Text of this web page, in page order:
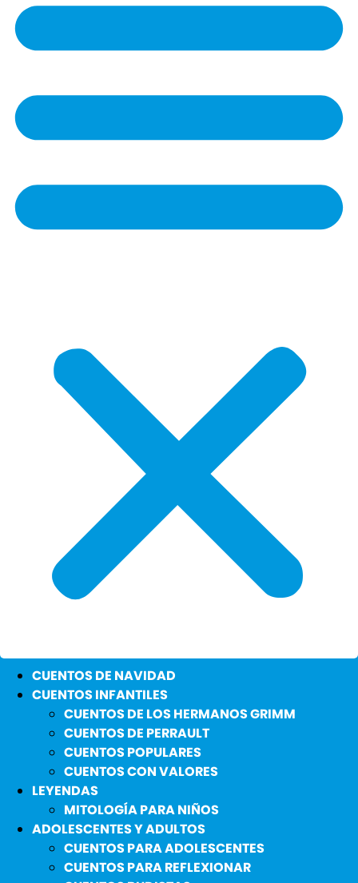
CUENTOS DE NAVIDAD
CUENTOS INFANTILES
CUENTOS DE LOS HERMANOS GRIMM
CUENTOS DE PERRAULT
CUENTOS POPULARES
CUENTOS CON VALORES
LEYENDAS
MITOLOGÍA PARA NIÑOS
ADOLESCENTES Y ADULTOS
CUENTOS PARA ADOLESCENTES
CUENTOS PARA REFLEXIONAR